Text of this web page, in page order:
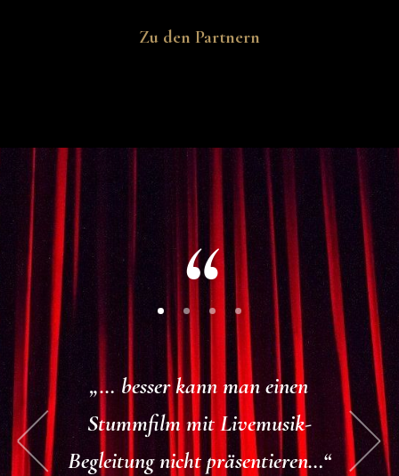
Zu den Partnern
„… besser kann man einen
Stummfilm mit Livemusik-
Begleitung nicht präsentieren…“